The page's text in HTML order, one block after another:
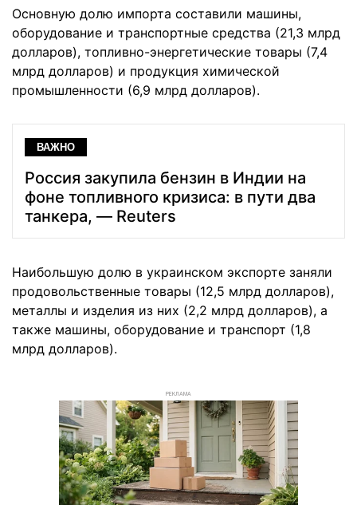
Основную долю импорта составили машины,
оборудование и транспортные средства (21,3 млрд
долларов), топливно-энергетические товары (7,4
млрд долларов) и продукция химической
промышленности (6,9 млрд долларов).
ВАЖНО
Россия закупила бензин в Индии на
фоне топливного кризиса: в пути два
танкера, — Reuters
Наибольшую долю в украинском экспорте заняли
продовольственные товары (12,5 млрд долларов),
металлы и изделия из них (2,2 млрд долларов), а
также машины, оборудование и транспорт (1,8
млрд долларов).
РЕКЛАМА